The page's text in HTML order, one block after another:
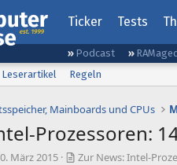
Ticker Tests
Podcast
Leserartikel Regeln
Mainboards und CPUs
Prozessoren:
März 2015
Zur News: Intel-